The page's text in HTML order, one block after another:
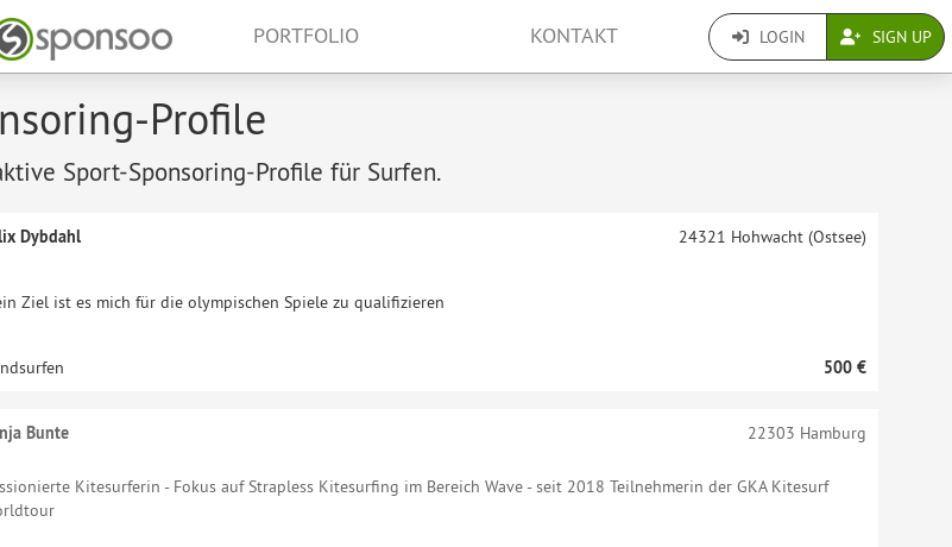
PORTFOLIO KONTAKT LOGIN SIGN UP
Profile
Sport-Sponsoring-Profile für Surfen.
Dybdahl
Ziel ist es mich für die olympischen Spiele zu qualifizieren
24321 Hohwacht (Ostsee)
500 €
Bunte
Kitesurferin - Fokus auf Strapless Kitesurfing im Bereich Wave - seit 2018 Teilnehmerin der GKA Kitesurf
22303 Hamburg